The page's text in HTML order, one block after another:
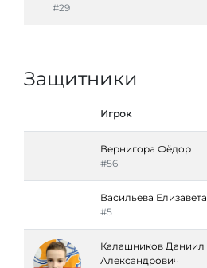
#29
Защитники
Игрок
Вернигора Фёдор
#56
Васильева Елизавета
#5
Калашников Даниил
Александрович